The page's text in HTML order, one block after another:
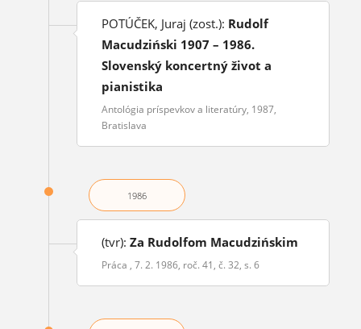
POTÚČEK, Juraj (zost.): Rudolf
Macudziński 1907 – 1986.
Slovenský koncertný život a
pianistika
Antológia príspevkov a literatúry, 1987,
Bratislava
1986
(tvr): Za Rudolfom Macudzińskim
Práca , 7. 2. 1986, roč. 41, č. 32, s. 6